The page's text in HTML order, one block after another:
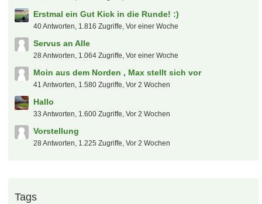
Erstmal ein Gut Kick in die Runde! :)
40 Antworten, 1.816 Zugriffe, Vor einer Woche
Servus an Alle
28 Antworten, 1.064 Zugriffe, Vor einer Woche
Moin aus dem Norden , Max stellt sich vor
41 Antworten, 1.580 Zugriffe, Vor 2 Wochen
Hallo
33 Antworten, 1.600 Zugriffe, Vor 2 Wochen
Vorstellung
28 Antworten, 1.225 Zugriffe, Vor 2 Wochen
Tags